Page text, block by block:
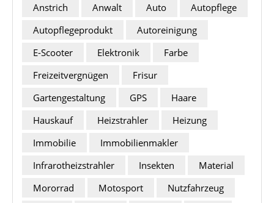
Anstrich Anwalt Auto
Autopflege
Autopflegeprodukt
Autoreinigung
E-Scooter
Elektronik
Farbe
Freizeitvergnügen
Frisur
Gartengestaltung
GPS
Haare
Hauskauf
Heizstrahler
Heizung
Immobilie
Immobilienmakler
Infrarotheizstrahler
Insekten
Material
Mororrad
Motosport
Nutzfahrzeug